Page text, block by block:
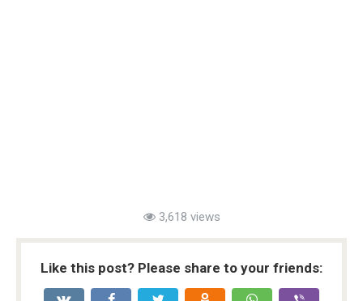
3,618 views
Like this post? Please share to your friends: